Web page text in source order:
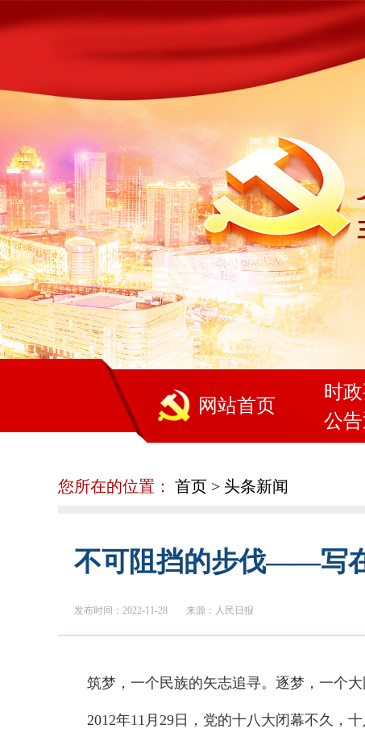
网站首页
时
公
您所在的位置： 首页 > 头条新闻
不可阻挡的步伐——写
发布时间：2022-11-28 来源：人民日报
筑梦，一个民族的矢志追寻。逐梦，一个
2012年11月29日，党的十八大闭幕不久